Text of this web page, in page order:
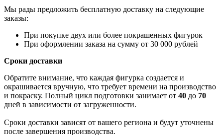
Мы рады предложить бесплатную доставку на следующие
заказы:
При покупке двух или более покрашенных фигурок
При оформлении заказа на сумму от 30 000 рублей
Сроки доставки
Обратите внимание, что каждая фигурка создается и
окрашивается вручную, что требует времени на производство
и покраску. Полный цикл подготовки занимает от 40 до 70
дней в зависимости от загруженности.
Сроки доставки зависят от вашего региона и будут уточнены
после завершения производства.